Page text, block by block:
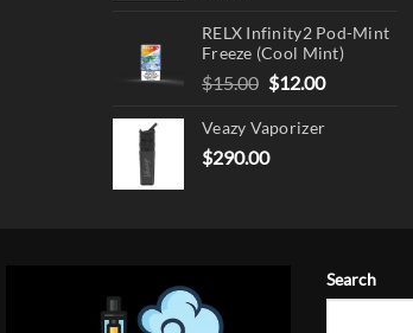
RELX Infinity2 Pod-Mint
Freeze (Cool Mint)
$15.00 Original
was:
$15.00.
$12.00Current
is:
Veazy Vaporizer
$290.00
Search